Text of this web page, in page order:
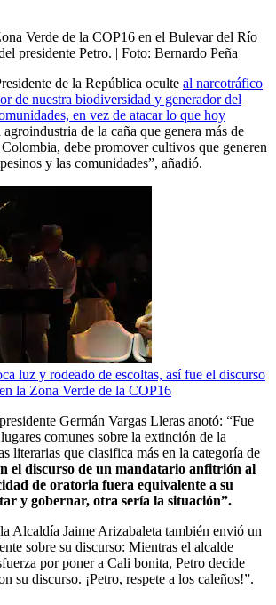
Verde de la COP16 en el Bulevar del Río
presidente Petro. | Foto: Bernardo Peña
de la República oculte al narcotráfico
de nuestra biodiversidad y generador del
en vez de atacar lo que hoy
agroindustria de la caña que genera más de
debe promover cultivos que generen
y las comunidades”, añadió.
luz y rodeado de escoltas, así fue el discurso
la Zona Verde de la COP16
Germán Vargas Lleras anotó: “Fue
comunes sobre la extinción de la
literarias que clasifica más en la categoría de
el discurso de un mandatario anfitrión al
de oratoria fuera equivalente a su
y gobernar, otra sería la situación”.
Alcaldía Jaime Arizabaleta también envió un
sobre su discurso: Mientras el alcalde
por poner a Cali bonita, Petro decide
su discurso. ¡Petro, respete a los caleños!”.